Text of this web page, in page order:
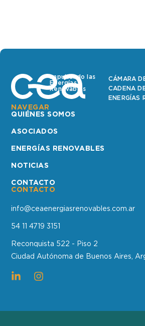
Impulsando las
Energías
Renovables
CÁMARA
CADENA
ENERGÍAS
NAVEGAR
QUIÉNES SOMOS
ASOCIADOS
ENERGÍAS RENOVABLES
NOTICIAS
CONTACTO
CONTACTO
info@ceaenergiasrenovables.com.ar
54 11 4719 3151
Reconquista 522 - Piso 2
Ciudad Autónoma de Buenos Aires,